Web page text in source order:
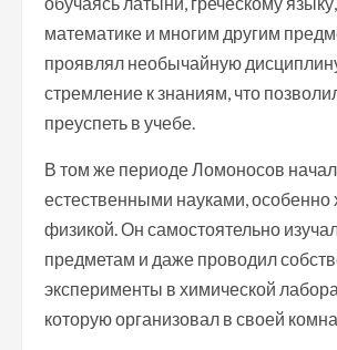
математике и многим другим
проявлял необычайную
стремление к знаниям, что
преуспеть в учебе.
В том же периоде Ломоносов начал
естественными науками, особенно
физикой. Он самостоятельно
предметам и даже проводил
эксперименты в химической
которую организовал в своей